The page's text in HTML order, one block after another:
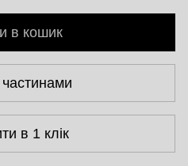
в кошик
в 1 клік